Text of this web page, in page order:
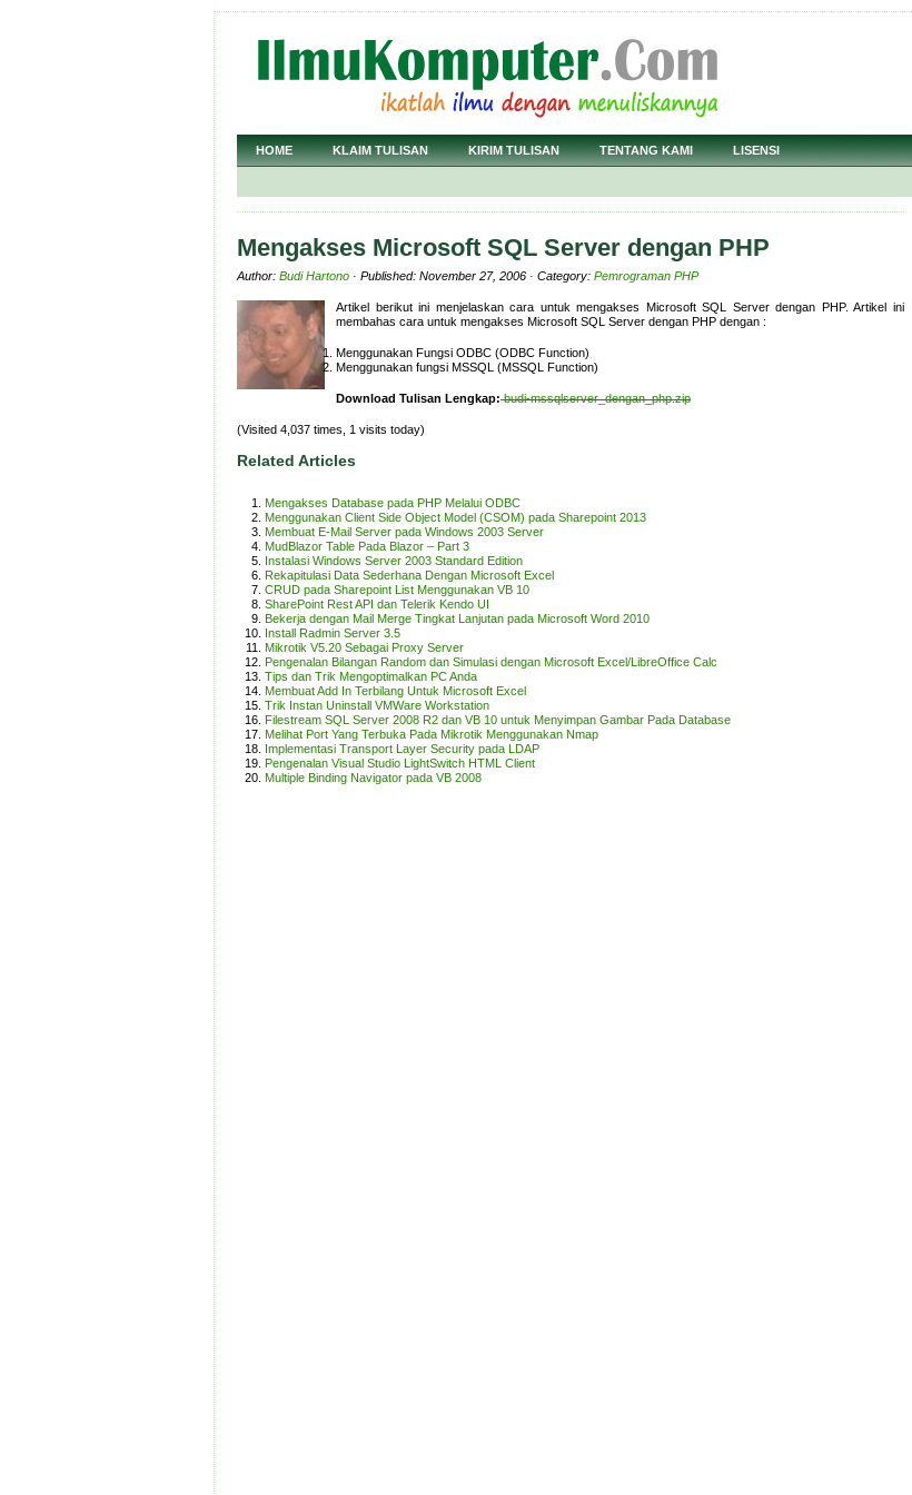
HOME KLAIM TULISAN KIRIM TULISAN TENTANG KAMI LISENSI
Mengakses Microsoft SQL Server dengan PHP
Author: Budi Hartono · Published: November 27, 2006 · Category: Pemrograman PHP
Artikel berikut ini menjelaskan cara untuk mengakses Microsoft SQL Server dengan PHP. Artikel ini
membahas cara untuk mengakses Microsoft SQL Server dengan PHP dengan :
Menggunakan Fungsi ODBC (ODBC Function)
Menggunakan fungsi MSSQL (MSSQL Function)
Download Tulisan Lengkap:budi-mssqlserver_dengan_php.zip
(Visited 4,037 times, 1 visits today)
Related Articles
Mengakses Database pada PHP Melalui ODBC
Menggunakan Client Side Object Model (CSOM) pada Sharepoint 2013
Membuat E-Mail Server pada Windows 2003 Server
MudBlazor Table Pada Blazor – Part 3
Instalasi Windows Server 2003 Standard Edition
Rekapitulasi Data Sederhana Dengan Microsoft Excel
CRUD pada Sharepoint List Menggunakan VB 10
SharePoint Rest API dan Telerik Kendo UI
Bekerja dengan Mail Merge Tingkat Lanjutan pada Microsoft Word 2010
Install Radmin Server 3.5
Mikrotik V5.20 Sebagai Proxy Server
Pengenalan Bilangan Random dan Simulasi dengan Microsoft Excel/LibreOffice Calc
Tips dan Trik Mengoptimalkan PC Anda
Membuat Add In Terbilang Untuk Microsoft Excel
Trik Instan Uninstall VMWare Workstation
Filestream SQL Server 2008 R2 dan VB 10 untuk Menyimpan Gambar Pada Database
Melihat Port Yang Terbuka Pada Mikrotik Menggunakan Nmap
Implementasi Transport Layer Security pada LDAP
Pengenalan Visual Studio LightSwitch HTML Client
Multiple Binding Navigator pada VB 2008